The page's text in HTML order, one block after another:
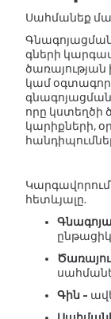
Սահմանեք
Գնագոյացման
գների
ծառայության
կամ
որը կստեղծի
կարիքների,
հետևյալը.
Գին -